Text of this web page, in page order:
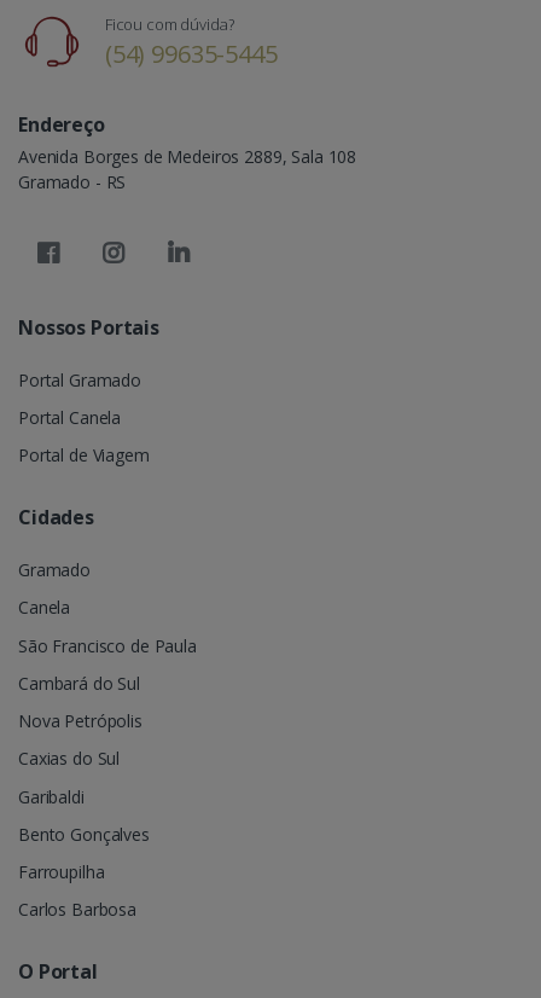
Ficou com dúvida?
(54) 99635-5445
Endereço
Avenida Borges de Medeiros 2889, Sala 108
Gramado - RS
Nossos Portais
Portal Gramado
Portal Canela
Portal de Viagem
Cidades
Gramado
Canela
São Francisco de Paula
Cambará do Sul
Nova Petrópolis
Caxias do Sul
Garibaldi
Bento Gonçalves
Farroupilha
Carlos Barbosa
O Portal